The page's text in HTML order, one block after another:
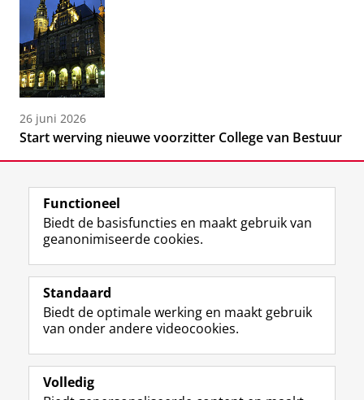
26 juni 2026
Start werving nieuwe voorzitter College van Bestuur
Volg de RUG
F
a
e
b
o
L
i
k
e
I
R
S
-
f
e
I
n
t
r
Y
o
T
e
Studiekiezers
Alumni
Functioneel
Biedt de basisfuncties en maakt gebruik van
geanonimiseerde cookies.
Standaard
Biedt de optimale werking en maakt gebruik
van onder andere videocookies.
Volledig